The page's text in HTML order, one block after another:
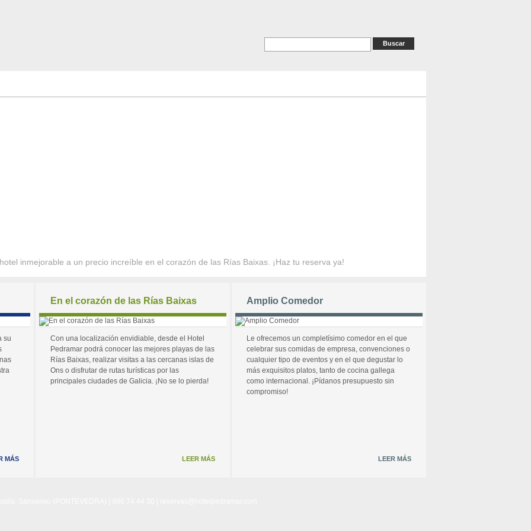
inmejorable a un precio increíble en el corazón de las Rías Baixas. ¡Haz tu reserva ya!
su
MÁS
En el corazón de las Rías Baixas
Con una localización envidiable, desde el Hotel
Pedramar podrá conocer las mejores playas de las
Rías Baixas, realizar visitas a las cercanas islas de
Ons o disfrutar de rutas turísticas por las
principales ciudades de Galicia. ¡No se lo pierda!
LEER MÁS
Amplio Comedor
Le ofrecemos un completísimo comedor en el que
celebrar sus comidas de empresa, convenciones o
cualquier tipo de eventos y en el que degustar lo
más exquisitos platos, tanto de cocina gallega
como internacional. ¡Pídanos presupuesto sin
compromiso!
LEER MÁS